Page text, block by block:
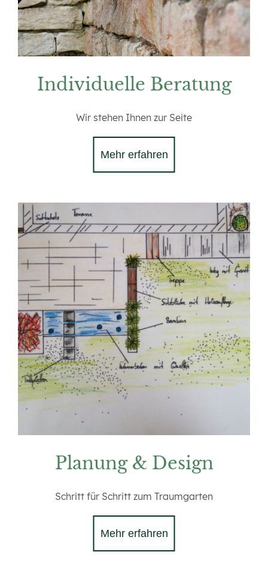
Individuelle Beratung
Wir stehen Ihnen zur Seite
Mehr erfahren
Planung & Design
Schritt für Schritt zum Traumgarten
Mehr erfahren